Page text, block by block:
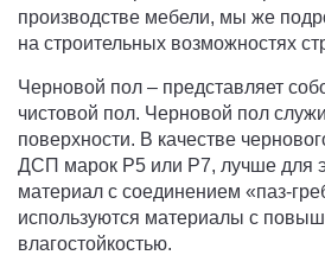
производстве мебели, мы же
на строительных возможностях
Черновой пол – представляет
чистовой пол. Черновой пол
поверхности. В качестве
ДСП марок P5 или P7, лучше для
материал с соединением «паз-
используются материалы с
влагостойкостью.